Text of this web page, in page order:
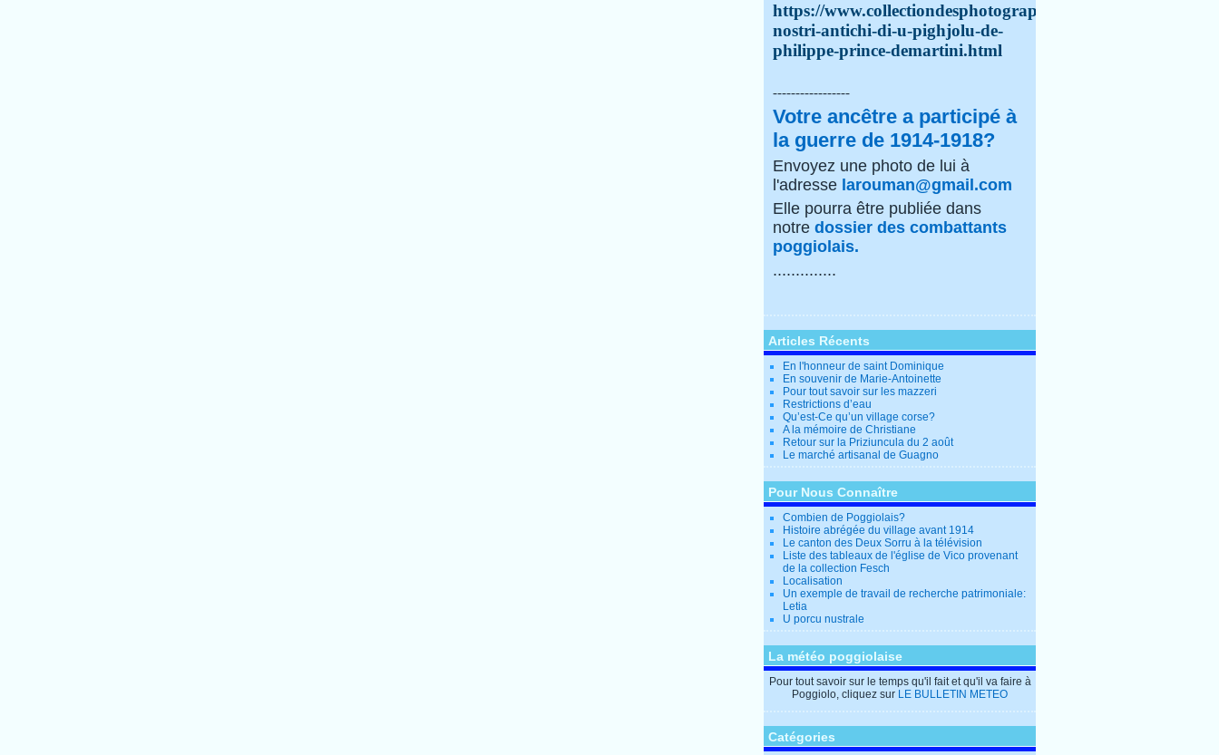
https://www.collectiondesphotographes.com/i-
nostri-antichi-di-u-pighjolu-de-
philippe-prince-demartini.html
-----------------
Votre ancêtre a participé à
la guerre de 1914-1918?
Envoyez une photo de lui à
l'adresse larouman@gmail.com
Elle pourra être publiée dans
notre dossier des combattants
poggiolais.
..............
Articles Récents
En l'honneur de saint Dominique
En souvenir de Marie-Antoinette
Pour tout savoir sur les mazzeri
Restrictions d’eau
Qu’est-Ce qu’un village corse?
A la mémoire de Christiane
Retour sur la Priziuncula du 2 août
Le marché artisanal de Guagno
Pour Nous Connaître
Combien de Poggiolais?
Histoire abrégée du village avant 1914
Le canton des Deux Sorru à la télévision
Liste des tableaux de l'église de Vico provenant
de la collection Fesch
Localisation
Un exemple de travail de recherche patrimoniale:
Letia
U porcu nustrale
La météo poggiolaise
Pour tout savoir sur le temps qu'il fait et qu'il va faire à
Poggiolo, cliquez sur LE BULLETIN METEO
Catégories